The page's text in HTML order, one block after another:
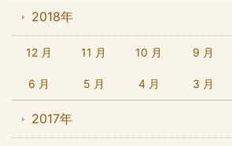
2018年
12 月 11 月 10 月 9 月
6 月 5 月 4 月 3 月
2017年